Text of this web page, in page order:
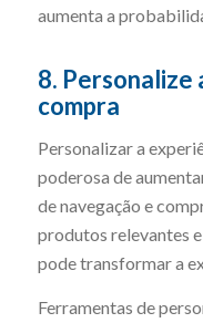
aumenta a
8. Personalize
compra
Personalizar a
poderosa de
de navegação e
produtos relevantes
pode transformar a
Ferramentas de